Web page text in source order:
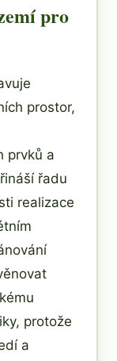
pro
prostor,
prvků a
řadu
realizace
protože
a